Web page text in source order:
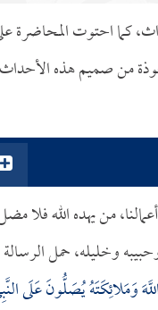
كما احتوت المحاضرة
من صميم هذه
من يهده الله فلا
وخليله، حمل الرسالة
وَمَلائِكَتَهُ يُصَلُّونَ عَلَى